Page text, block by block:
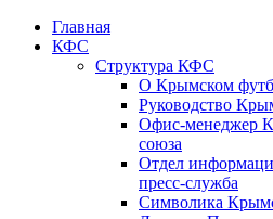
Главная
КФС
Структура КФС
О Крымском
Руководство
Офис-менеджер
союза
Отдел
пресс-служба
Символика